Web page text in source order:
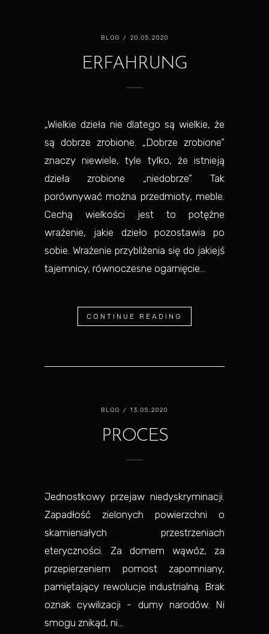
BLOG / 20.05.2020
ERFAHRUNG
„Wielkie dzieła nie dlatego są wielkie, że
są dobrze zrobione. „Dobrze zrobione”
znaczy niewiele, tyle tylko, że istnieją
dzieła zrobione „niedobrze”. Tak
porównywać można przedmioty, meble.
Cechą wielkości jest to potężne
wrażenie, jakie dzieło pozostawia po
sobie. Wrażenie przybliżenia się do jakiejś
tajemnicy, równoczesne ogarnięcie...
CONTINUE READING
BLOG / 13.05.2020
PROCES
Jednostkowy przejaw niedyskryminacji.
Zapadłość zielonych powierzchni o
skamieniałych przestrzeniach
eteryczności. Za domem wąwóz, za
przepierzeniem pomost zapomniany,
pamiętający rewolucje industrialną. Brak
oznak cywilizacji - dumy narodów. Ni
smogu znikąd, ni...